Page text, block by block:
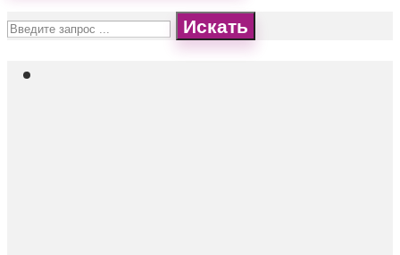
Искать